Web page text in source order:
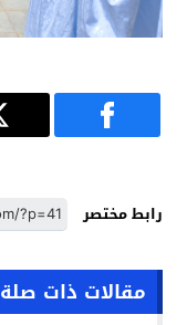
رابط مختصر
مقالات ذات صلة